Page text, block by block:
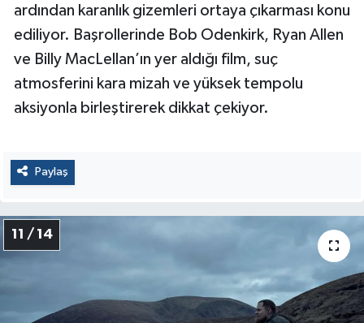
ardından karanlık gizemleri ortaya çıkarması konu
ediliyor. Başrollerinde Bob Odenkirk, Ryan Allen
ve Billy MacLellan’ın yer aldığı film, suç
atmosferini kara mizah ve yüksek tempolu
aksiyonla birleştirerek dikkat çekiyor.
Paylaş
11 / 14